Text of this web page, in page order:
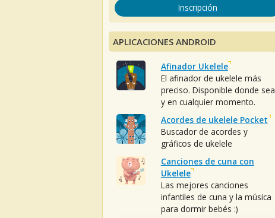
Inscripción
APLICACIONES ANDROID
Afinador Ukelele
El afinador de ukelele más
preciso. Disponible donde sea
y en cualquier momento.
Acordes de ukelele Pocket
Buscador de acordes y
gráficos de ukelele
Canciones de cuna con
Ukelele
Las mejores canciones
infantiles de cuna y la música
para dormir bebés :)